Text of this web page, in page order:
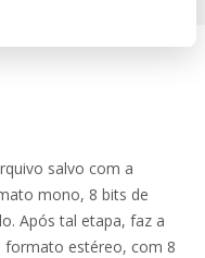
salvo com a
mono, 8 bits de
Após tal etapa, faz a
formato estéreo, com 8